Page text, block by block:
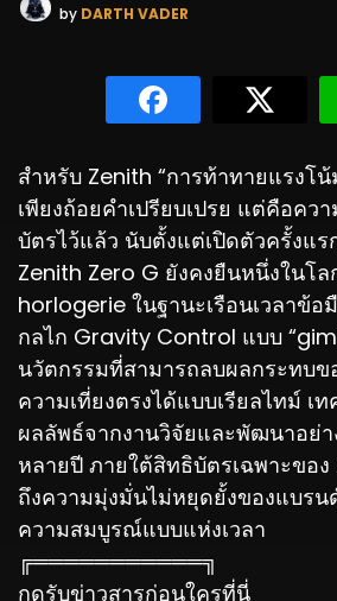
by DARTH VADER
สำหรับ Zenith “การท้าทายแรงโน้
เพียงถ้อยคำเปรียบเปรย แต่คือคว
บัตรไว้แล้ว นับตั้งแต่เปิดตัวครั้งแ
Zenith Zero G ยังคงยืนหนึ่งในโ
horlogerie ในฐานะเรือนเวลาข้อ
กลไก Gravity Control แบบ
นวัตกรรมที่สามารถลบผลกระทบข
ความเที่ยงตรงได้แบบเรียลไทม์ เ
ผลลัพธ์จากงานวิจัยและพัฒนาอย่า
หลายปี ภายใต้สิทธิบัตรเฉพาะของ
ถึงความมุ่งมั่นไม่หยุดยั้งของแบรน
ความสมบูรณ์แบบแห่งเวลา
╔═══════════╗
กดรับข่าวสารก่อนใครที่นี่